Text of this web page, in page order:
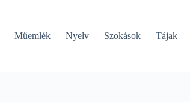
Műemlék Nyelv Szokások Tájak